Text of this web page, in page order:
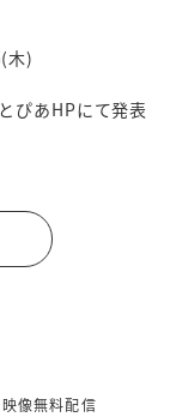
木)
ぴあHPにて発表
映像無料配信